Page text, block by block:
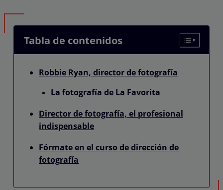
Tabla de contenidos
Robbie Ryan, director de fotografía
La fotografía de La Favorita
Director de fotografía, el profesional
indispensable
Fórmate en el curso de dirección de
fotografía